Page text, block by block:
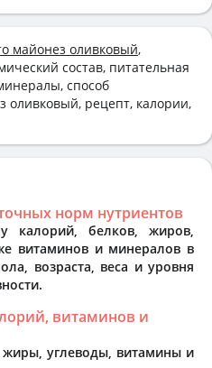
майонез оливковый,
состав, питательная
способ
оливковый, рецепт, калории,
норм нутриентов
калорий, белков, жиров,
витаминов и минералов в
возраста, веса и уровня
витаминов и
жиры, углеводы, витамины и